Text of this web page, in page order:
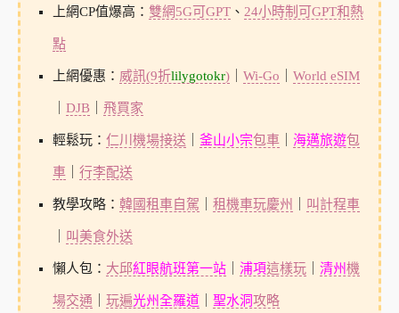
上網CP值爆高： 雙網5G可GPT、 24小時制可GPT和熱
點
上網優惠： 威訊(9折lilygotokr)｜ Wi-Go World eSIM
DJB｜ 飛買家
輕鬆玩： 仁川機場接送 釜山小宗包車｜ 海邁旅遊包
車｜ 行李配送
教學攻略： 韓國租車自駕 租機車玩慶州 叫計程車
叫美食外送
懶人包： 大邱紅眼航班第一站｜ 浦項這樣玩｜ 清州機
場交通 玩遍光州全羅道｜ 聖水洞攻略